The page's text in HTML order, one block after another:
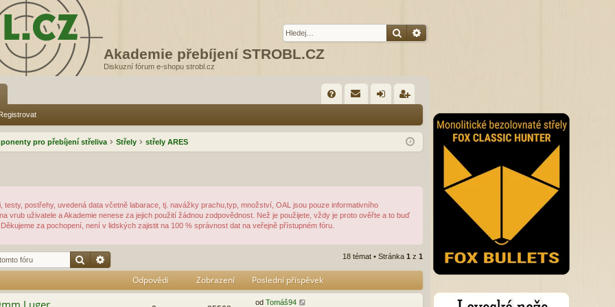
Akademie přebíjení STROBL.CZ
Diskuzní fórum e-shopu strobl.cz
HledatPokročilé hledání
Q lá ist
pro přebíjení střeliva Střely střely ARES
testy, postřehy, uvedená data včetně labarace, tj. navážky prachu,typ, množství, OAL jsou pouze informativního
vrub uživatele a Akademie nenese za jejich použití žádnou zodpovědnost. Než je použijete, vždy je proto ověřte a to buď
za pochopení, není v lidských zajistit na 100 % správnost dat na veřejně přístupném fóru.
Hledat 18 témat • Stránka1 z1
Odpovědi Zobrazení Poslední příspěvek
odTomáš94